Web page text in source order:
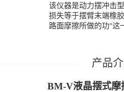
该仪器是动力摆冲击
损失等于摆臂末端橡
路面摩擦所做的功"这
BM-V液晶摆式摩